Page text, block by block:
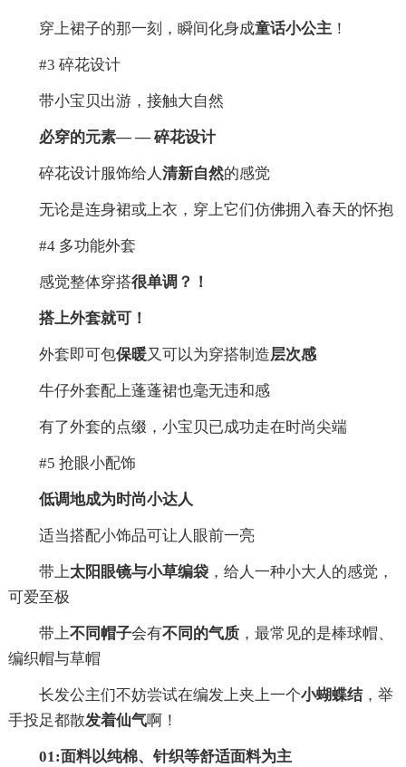
穿上裙子的那一刻，瞬间化身成童话小公主！
#3 碎花设计
带小宝贝出游，接触大自然
必穿的元素— — 碎花设计
碎花设计服饰给人清新自然的感觉
无论是连身裙或上衣，穿上它们仿佛拥入春天的怀抱
#4 多功能外套
感觉整体穿搭很单调？！
搭上外套就可！
外套即可包保暖又可以为穿搭制造层次感
牛仔外套配上蓬蓬裙也毫无违和感
有了外套的点缀，小宝贝已成功走在时尚尖端
#5 抢眼小配饰
低调地成为时尚小达人
适当搭配小饰品可让人眼前一亮
带上太阳眼镜与小草编袋，给人一种小大人的感觉，
可爱至极
带上不同帽子会有不同的气质，最常见的是棒球帽、
编织帽与草帽
长发公主们不妨尝试在编发上夹上一个小蝴蝶结，举
手投足都散发着仙气啊！
01:面料以纯棉、针织等舒适面料为主